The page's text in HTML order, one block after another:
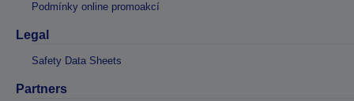
Podmínky online promoakcí
Legal
Safety Data Sheets
Partners